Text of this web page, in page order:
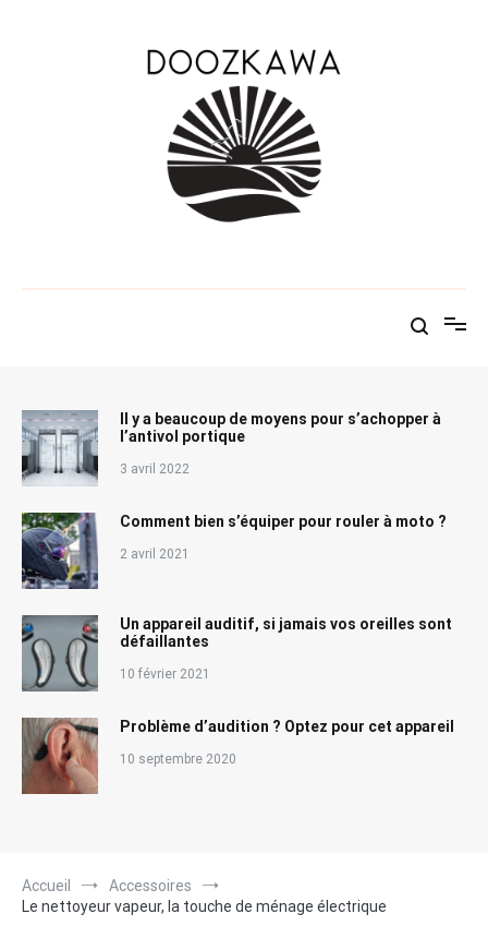
Il y a beaucoup de moyens pour s’achopper à
l’antivol portique
3 avril 2022
Comment bien s’équiper pour rouler à moto ?
2 avril 2021
Un appareil auditif, si jamais vos oreilles sont
défaillantes
10 février 2021
Problème d’audition ? Optez pour cet appareil
10 septembre 2020
Accueil
Accessoires
Le nettoyeur vapeur, la touche de ménage électrique